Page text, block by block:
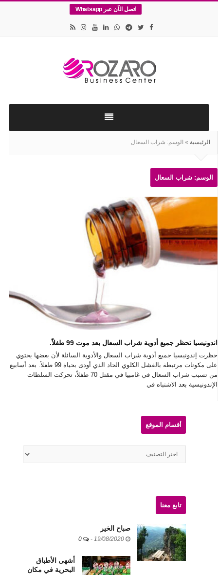
اتصل الآن عبر Whatsapp
وتأسيس
في
الرئيسية » الوسم: شراب السعال
الوسم: شراب السعال
اندونيسيا تحظر جميع أدوية شراب السعال بعد موت 99 طفلاً.
حظرت إندونيسيا جميع أدوية شراب السعال والأدوية السائلة لأن بعضها يحتوي
على مكونات مرتبطة بالفشل الكلوي الحاد الذي أودى بحياة 99 طفلاً. بعد أسابيع
من تسبب شراب السعال في غامبيا في مقتل 70 طفلاً، تحركت السلطات
الإندونيسية بعد الاشتباه في
Sidebarأقسام الموقع
أقسام
تابع معنا
صباح الخير
-
أشهى الأطباق
البحرية في مكان